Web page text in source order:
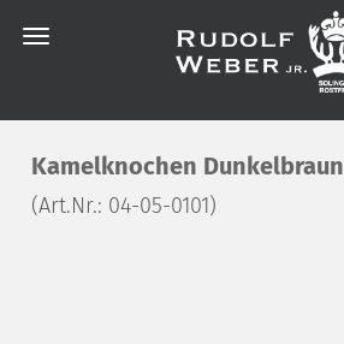
Kamelknochen Dunkelbraun
(Art.Nr.: 04-05-0101)